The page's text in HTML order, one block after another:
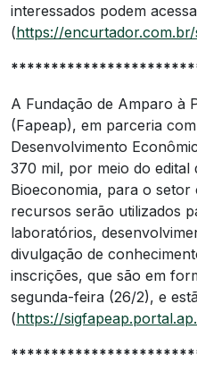
interessados podem
(https://
A Fundação de Amparo à
(Fapeap), em parceria
Desenvolvimento
370 mil, por meio do edital
Bioeconomia, para o setor
recursos serão utilizados
laboratórios,
divulgação de
inscrições, que são em
segunda-feira (26/2), e
(https://